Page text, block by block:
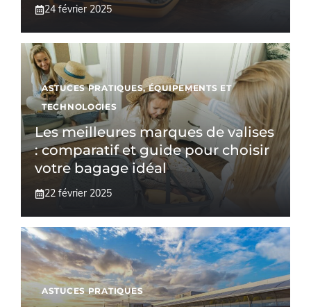
24 février 2025
ASTUCES PRATIQUES,ÉQUIPEMENTS ET
TECHNOLOGIES
Les meilleures marques de valises
: comparatif et guide pour choisir
votre bagage idéal
22 février 2025
ASTUCES PRATIQUES